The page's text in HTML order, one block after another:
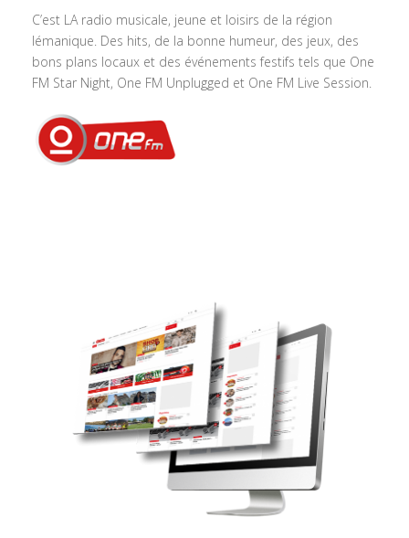
C’est LA radio musicale, jeune et loisirs de la région
lémanique. Des hits, de la bonne humeur, des jeux, des
bons plans locaux et des événements festifs tels que One
FM Star Night, One FM Unplugged et One FM Live Session.